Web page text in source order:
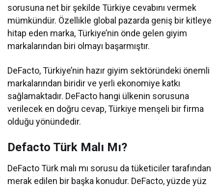
sorusuna net bir şekilde Türkiye cevabını vermek
mümkündür. Özellikle global pazarda geniş bir kitleye
hitap eden marka, Türkiye’nin önde gelen giyim
markalarından biri olmayı başarmıştır.
DeFacto, Türkiye’nin hazır giyim sektöründeki önemli
markalarından biridir ve yerli ekonomiye katkı
sağlamaktadır. DeFacto hangi ülkenin sorusuna
verilecek en doğru cevap, Türkiye menşeli bir firma
olduğu yönündedir.
Defacto Türk Malı Mı?
DeFacto Türk malı mı sorusu da tüketiciler tarafından
merak edilen bir başka konudur. DeFacto, yüzde yüz